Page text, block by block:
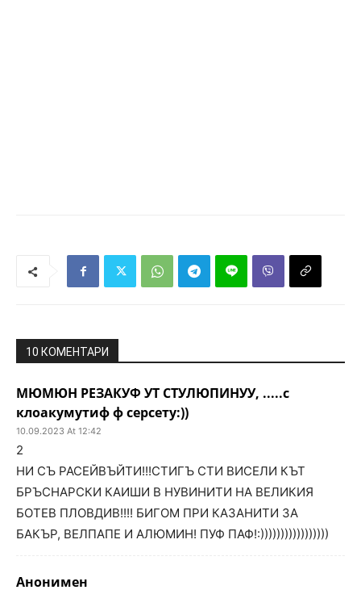
10 КОМЕНТАРИ
МЮМЮН РЕЗАКУФ УТ СТУЛЮПИНУУ, .....с
клоакумутиф ф серсету:))
10.09.2023 At 12:42
2
НИ СЪ РАСЕЙВЪЙТИ!!!СТИГЪ СТИ ВИСЕЛИ КЪТ
БРЪСНАРСКИ КАИШИ В НУВИНИТИ НА ВЕЛИКИЯ
БОТЕВ ПЛОВДИВ!!!! БИГОМ ПРИ КАЗАНИТИ ЗА
БАКЪР, ВЕЛПАПЕ И АЛЮМИН! ПУФ ПАФ!:)))))))))))))))))
Анонимен